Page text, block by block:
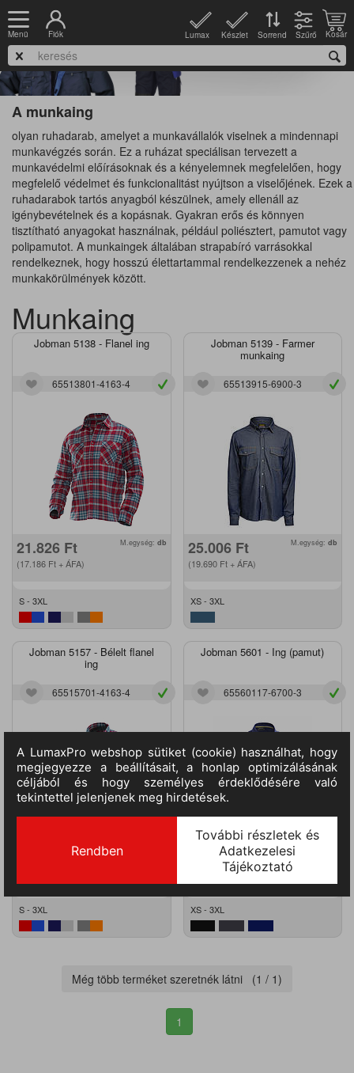
Menü Fiók Lumax Készlet Sorrend Szűrő Kosár
A munkaing
olyan ruhadarab, amelyet a munkavállalók viselnek a mindennapi
munkavégzés során. Ez a ruházat speciálisan tervezett a
munkavédelmi előírásoknak és a kényelemnek megfelelően, hogy
megfelelő védelmet és funkcionalitást nyújtson a viselőjének. Ezek a
ruhadarabok tartós anyagból készülnek, amely ellenáll az
igénybevételnek és a kopásnak. Gyakran erős és könnyen
tisztítható anyagokat használnak, például poliésztert, pamutot vagy
polipamutot. A munkaingek általában strapabíró varrásokkal
rendelkeznek, hogy hosszú élettartammal rendelkezzenek a nehéz
munkakörülmények között.
Munkaing
Jobman 5138 - Flanel ing
65513801-4163-4
21.826 Ft
(17.186 Ft + ÁFA)
M.egység: db
S - 3XL
Jobman 5139 - Farmer
munkaing
65513915-6900-3
25.006 Ft
(19.690 Ft+ ÁFA)
M.egység: db
XS - 3XL
Jobman 5157 - Bélelt flanel
ing
65515701-4163-4
Ft M.egység:
S - 3XL
Jobman 5601 - Ing (pamut)
65560117-6700-3
21.826Ft
Ft+ ÁFA)
M.egység:
XS - 3XL
Még több terméket szeretnék látni (1 / 1)
1